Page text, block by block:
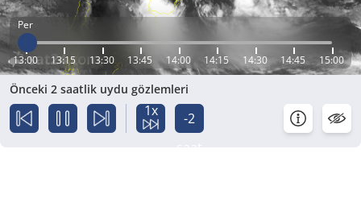
Per
13:00 13:15 13:30 13:45 14:00 14:15 14:30 14:45 15:00
Önceki 2 saatlik uydu gözlemleri
1x
-2